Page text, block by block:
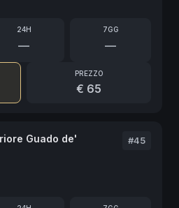
24H
—
7GG
—
PREZZO
€ 65
Guado de'
#45